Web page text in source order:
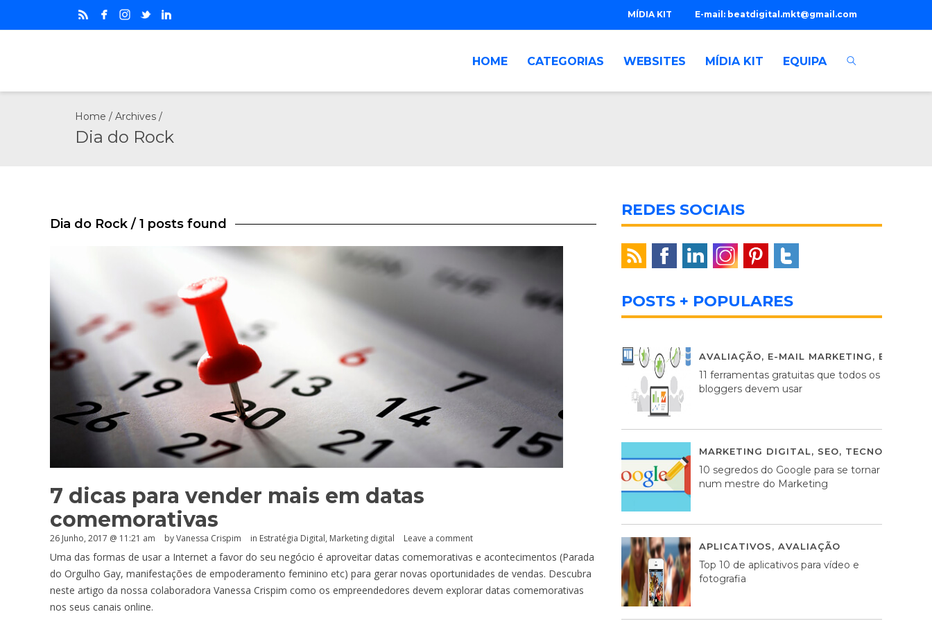
E-mail: beatdigital.mkt@gmail.com
MÍDIA KIT
HOME CATEGORIAS WEBSITES MÍDIA KIT EQUIPA
Home / Archives /
Dia do Rock
Dia do Rock / 1 posts found
7 dicas para vender mais em datas
comemorativas
26 Junho, 2017 @ 11:21 am by Vanessa Crispim in Estratégia Digital, Marketing digital Leave a comment
Uma das formas de usar a Internet a favor do seu negócio é aproveitar datas comemorativas e acontecimentos (Parada
do Orgulho Gay, manifestações de empoderamento feminino etc) para gerar novas oportunidades de vendas. Descubra
neste artigo da nossa colaboradora Vanessa Crispim como os empreendedores devem explorar datas comemorativas
nos seus canais online.
REDES SOCIAIS
POSTS + POPULARES
AVALIAÇÃO, E-MAIL MARKETING,
11 ferramentas gratuitas que todos os
bloggers devem usar
MARKETING DIGITAL, SEO, TECNOLOGIA
10 segredos do Google para se tornar
num mestre do Marketing
APLICATIVOS, AVALIAÇÃO
Top 10 de aplicativos para vídeo e
fotografia